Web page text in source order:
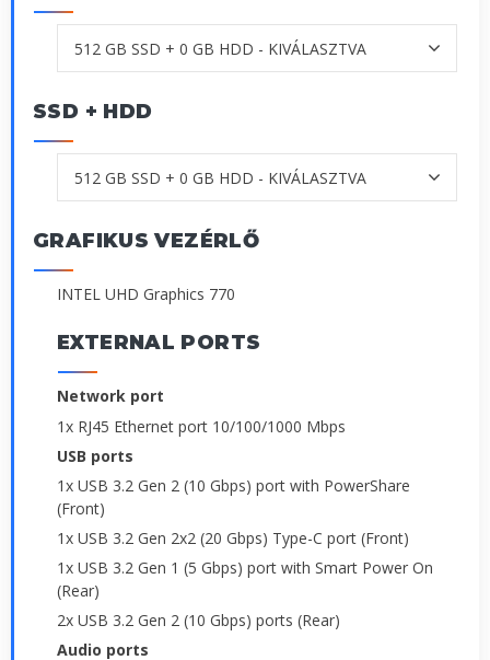
SSD + HDD
GRAFIKUS VEZÉRLŐ
INTEL UHD Graphics 770
EXTERNAL PORTS
Network port
1x RJ45 Ethernet port 10/100/1000 Mbps
USB ports
1x USB 3.2 Gen 2 (10 Gbps) port with PowerShare
(Front)
1x USB 3.2 Gen 2x2 (20 Gbps) Type-C port (Front)
1x USB 3.2 Gen 1 (5 Gbps) port with Smart Power On
(Rear)
2x USB 3.2 Gen 2 (10 Gbps) ports (Rear)
Audio ports